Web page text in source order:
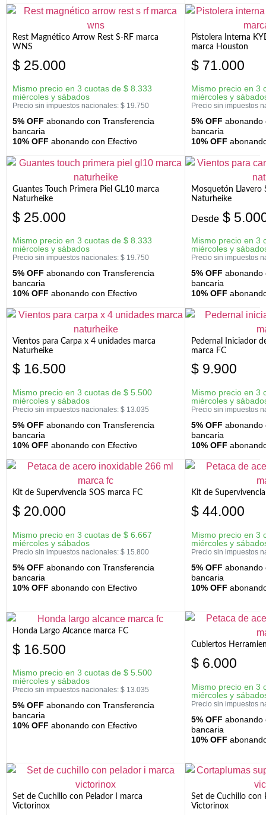
Rest Magnético Arrow Rest S-RF marca
WNS
$ 25.000
Mismo precio en 3 cuotas de $ 8.333
miércoles y sábados
Precio sin impuestos nacionales: $ 19.750
5% OFF abonando con Transferencia
bancaria
10% OFF abonando con Efectivo
Pistolera Interna
marca Houston
$ 71.000
Mismo precio en 3
miércoles y
Precio sin impuestos
5% OFF abonando
bancaria
10% OFF
Guantes Touch Primera Piel GL10 marca
Naturheike
$ 25.000
Mismo precio en 3 cuotas de $ 8.333
miércoles y sábados
Precio sin impuestos nacionales: $ 19.750
5% OFF abonando con Transferencia
bancaria
10% OFF abonando con Efectivo
Mosquetón Llavero
Naturheike
Desde $
Mismo precio en 3
miércoles y
Precio sin impuestos
5% OFF abonando
bancaria
10% OFF
Vientos para Carpa x 4 unidades marca
Naturheike
$ 16.500
Mismo precio en 3 cuotas de $ 5.500
miércoles y sábados
Precio sin impuestos nacionales: $ 13.035
5% OFF abonando con Transferencia
bancaria
10% OFF abonando con Efectivo
Pedernal Iniciador
marca FC
$ 9.900
Mismo precio en 3
miércoles y
Precio sin impuestos
5% OFF abonando
bancaria
10% OFF
Kit de Supervivencia SOS marca FC
$ 20.000
Mismo precio en 3 cuotas de $ 6.667
miércoles y sábados
Precio sin impuestos nacionales: $ 15.800
5% OFF abonando con Transferencia
bancaria
10% OFF abonando con Efectivo
Kit de
$ 44.000
Mismo precio en 3
miércoles y
Precio sin impuestos
5% OFF abonando
bancaria
10% OFF
Honda Largo Alcance marca FC
$ 16.500
Mismo precio en 3 cuotas de $ 5.500
miércoles y sábados
Precio sin impuestos nacionales: $ 13.035
5% OFF abonando con Transferencia
bancaria
10% OFF abonando con Efectivo
Cubiertos
$ 6.000
Mismo precio en 3
miércoles y
Precio sin impuestos
5% OFF abonando
bancaria
10% OFF
Set de Cuchillo con Pelador I marca
Victorinox
Set de Cuchillo con
Victorinox